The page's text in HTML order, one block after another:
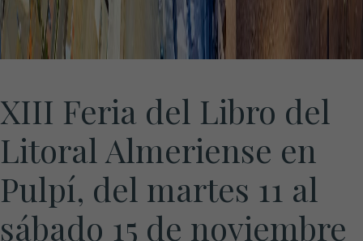
XIII Feria del Libro del
Litoral Almeriense en
Pulpí, del martes 11 al
sábado 15 de noviembre